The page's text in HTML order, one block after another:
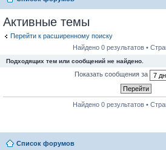
Активные темы
Перейти к расширенному поиску
Найдено 0 результатов •
Подходящих тем или сообщений не найдено.
Показать сообщения за
Найдено 0 результатов •
Список форумов